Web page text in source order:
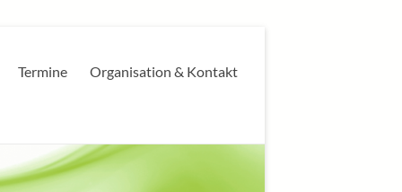
Termine Organisation & Kontakt